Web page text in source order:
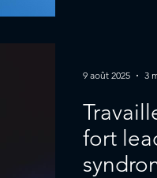
fort
9 août 2025 3